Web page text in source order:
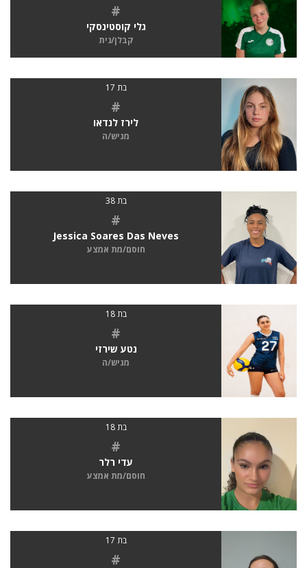
#
גלי קוסטינסקי
קבלן/נית
בת 17
#
לירז לנדאו
מגיש/ה
בת 38
#
Jessica Soares Das Neves
חוסם/מת אמצע
בת 18
#
נטע שירזי
מגיש/ה
בת 18
#
עדי רלר
חוסם/מת אמצע
בת 17
#